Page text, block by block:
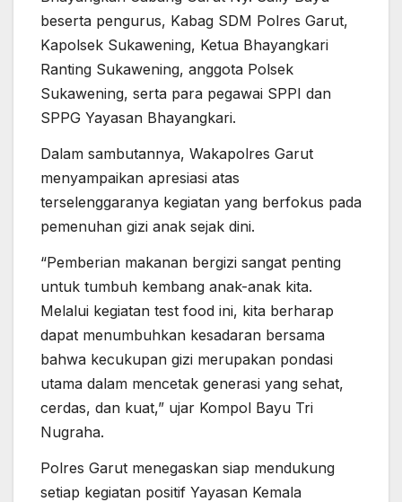
beserta pengurus, Kabag SDM Polres Garut,
Kapolsek Sukawening, Ketua Bhayangkari
Ranting Sukawening, anggota Polsek
Sukawening, serta para pegawai SPPI dan
SPPG Yayasan Bhayangkari.
Dalam sambutannya, Wakapolres Garut
menyampaikan apresiasi atas
terselenggaranya kegiatan yang berfokus pada
pemenuhan gizi anak sejak dini.
“Pemberian makanan bergizi sangat penting
untuk tumbuh kembang anak-anak kita.
Melalui kegiatan test food ini, kita berharap
dapat menumbuhkan kesadaran bersama
bahwa kecukupan gizi merupakan pondasi
utama dalam mencetak generasi yang sehat,
cerdas, dan kuat,” ujar Kompol Bayu Tri
Nugraha.
Polres Garut menegaskan siap mendukung
setiap kegiatan positif Yayasan Kemala